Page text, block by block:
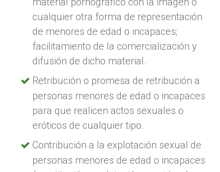
cualquier otra forma de representación
de menores de edad o incapaces;
facilitamiento de la comercialización y
difusión de dicho material.
Retribución o promesa de retribución a
personas menores de edad o incapaces
para que realicen actos sexuales o
eróticos de cualquier tipo.
Contribución a la explotación sexual de
personas menores de edad o incapaces